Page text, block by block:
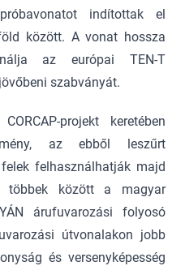
indítottak el
között. A vonat hossza
az európai TEN-T
szabványát.
projekt keretében
az ebből leszűrt
felhasználhatják majd
többek között a magyar
árufuvarozási folyosó
útvonalakon jobb
és versenyképesség